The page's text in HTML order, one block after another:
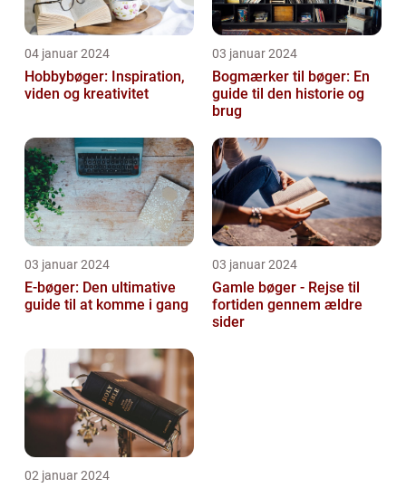
04 januar 2024
Hobbybøger: Inspiration,
viden og kreativitet
03 januar 2024
Bogmærker til bøger: En
guide til den historie og
brug
03 januar 2024
E-bøger: Den ultimative
guide til at komme i gang
03 januar 2024
Gamle bøger - Rejse til
fortiden gennem ældre
sider
02 januar 2024